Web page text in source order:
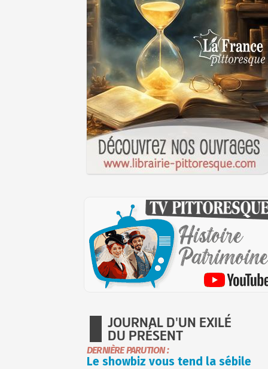
JOURNAL D'UN EXILÉ
DU PRÉSENT
DERNIÈRE PARUTION :
Le showbiz vous tend la sébile